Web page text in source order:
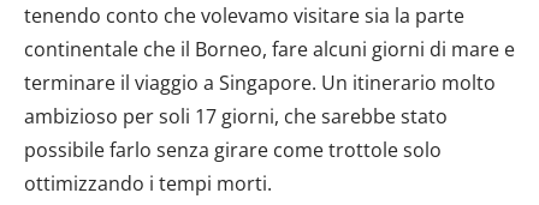
tenendo conto che volevamo visitare sia la parte
continentale che il Borneo, fare alcuni giorni di mare e
terminare il viaggio a Singapore. Un itinerario molto
ambizioso per soli 17 giorni, che sarebbe stato
possibile farlo senza girare come trottole solo
ottimizzando i tempi morti.